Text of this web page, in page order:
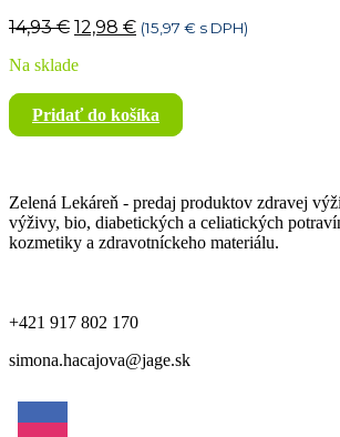
14,93€ Pôvodná
bola:
14,93 €.
12,98 €Aktuálna
12,98 €.
(15,97 € s DPH)
Na sklade
Pridať do košíka
Zelená Lekáreň - predaj produktov zdravej
výživy, bio, diabetických a celiatických
kozmetiky a zdravotníckeho materiálu.
+421 917 802 170
simona.hacajova@jage.sk